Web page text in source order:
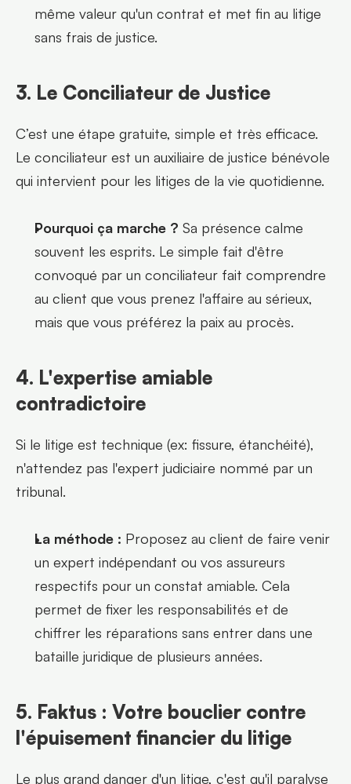
même valeur qu'un contrat et met fin au litige
sans frais de justice.
3. Le Conciliateur de Justice
C’est une étape gratuite, simple et très efficace.
Le conciliateur est un auxiliaire de justice bénévole
qui intervient pour les litiges de la vie quotidienne.
Pourquoi ça marche ? Sa présence calme
souvent les esprits. Le simple fait d'être
convoqué par un conciliateur fait comprendre
au client que vous prenez l'affaire au sérieux,
mais que vous préférez la paix au procès.
4. L'expertise amiable
contradictoire
Si le litige est technique (ex: fissure, étanchéité),
n'attendez pas l'expert judiciaire nommé par un
tribunal.
La méthode : Proposez au client de faire venir
un expert indépendant ou vos assureurs
respectifs pour un constat amiable. Cela
permet de fixer les responsabilités et de
chiffrer les réparations sans entrer dans une
bataille juridique de plusieurs années.
5. Faktus : Votre bouclier contre
l'épuisement financier du litige
Le plus grand danger d'un litige, c'est qu'il paralyse